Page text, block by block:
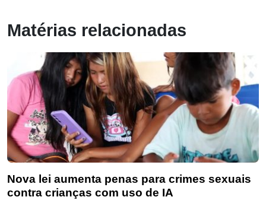
Matérias relacionadas
Nova lei aumenta penas para crimes sexuais
contra crianças com uso de IA